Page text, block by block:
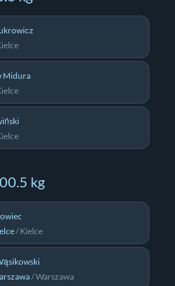
Midura
kg
/Kielce
/Warszawa